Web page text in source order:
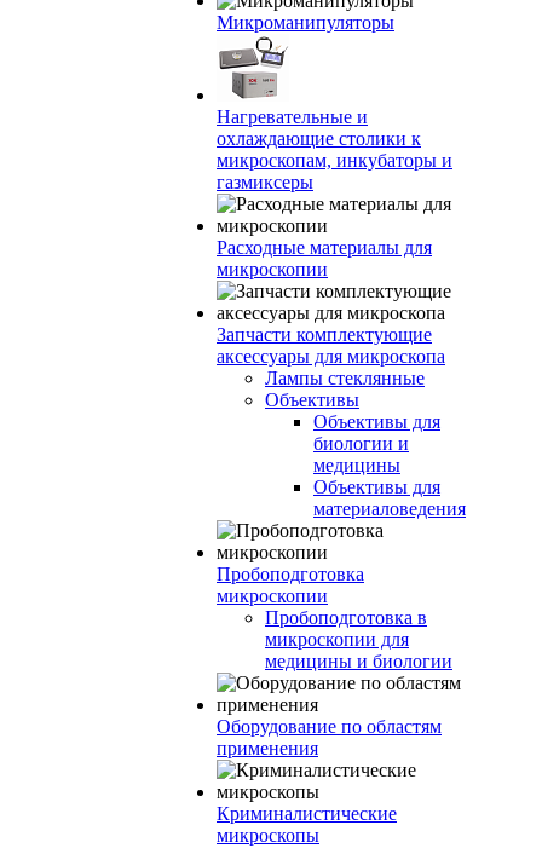
Микроманипуляторы
Нагревательные и
охлаждающие столики к
микроскопам, инкубаторы и
газмиксеры
Расходные материалы для
микроскопии
Запчасти комплектующие
аксессуары для микроскопа
Лампы стеклянные
Объективы
Объективы для
биологии и
медицины
Объективы для
материаловедения
Пробоподготовка
микроскопии
Пробоподготовка в
микроскопии для
медицины и биологии
Оборудование по областям
применения
Криминалистические
микроскопы